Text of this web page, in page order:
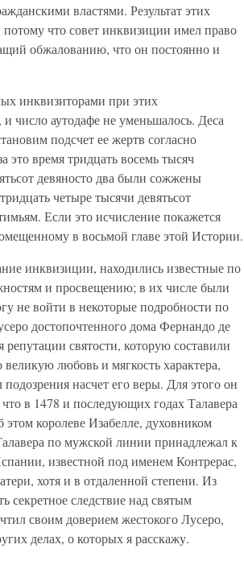
властями. Результат этих
что совет инквизиции имел право
обжалованию, что он постоянно и
инквизиторами при этих
число аутодафе не уменьшалось. Деса
подсчет ее жертв согласно
это время тридцать восемь тысяч
девяносто два были сожжены
четыре тысячи девятьсот
Если это исчисление покажется
в восьмой главе этой Истории.
инквизиции, находились известные по
и просвещению; в их числе были
не войти в некоторые подробности по
достопочтенного дома Фернандо де
святости, которую составили
любовь и мягкость характера,
насчет его веры. Для этого он
в 1478 и последующих годах Талавера
королеве Изабелле, духовником
по мужской линии принадлежал к
известной под именем Контрерас,
хотя и в отдаленной степени. Из
секретное следствие над святым
своим доверием жестокого Лусеро,
делах, о которых я расскажу.